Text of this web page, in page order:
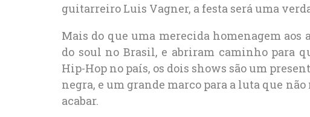
guitarreiro Luis Vagner, a festa será uma
Mais do que uma merecida homenagem aos
do soul no Brasil, e abriram caminho para
Hip-Hop no país, os dois shows são um
negra, e um grande marco para a luta que
acabar.